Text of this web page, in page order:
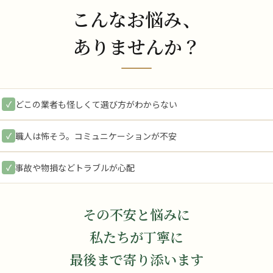
こんなお悩み、
ありませんか？
✓ どこの業者も怪しくて選び方がわからない
✓ 職人は怖そう。コミュニケーションが不安
✓ 事故や物損などトラブルが心配
その不安と悩みに
私たちが丁寧に
最後まで寄り添います